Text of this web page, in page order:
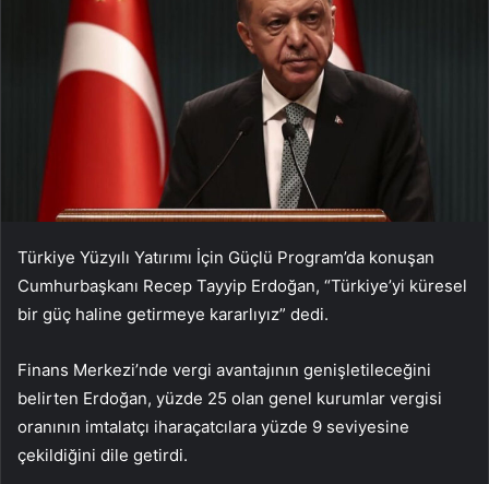
Türkiye Yüzyılı Yatırımı İçin Güçlü Program’da konuşan
Cumhurbaşkanı Recep Tayyip Erdoğan, “Türkiye’yi küresel
bir güç haline getirmeye kararlıyız” dedi.
Finans Merkezi’nde vergi avantajının genişletileceğini
belirten Erdoğan, yüzde 25 olan genel kurumlar vergisi
oranının imtalatçı iharaçatcılara yüzde 9 seviyesine
çekildiğini dile getirdi.